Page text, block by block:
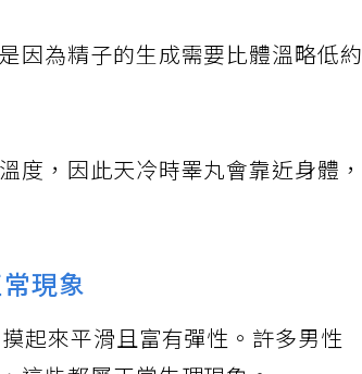
因為精子的生成需要比體溫略低約
度，因此天冷時睪丸會靠近身體，
現象
起來平滑且富有彈性。許多男性